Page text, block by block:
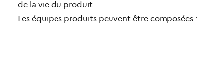
de la vie du produit.
Les équipes produits peuvent être composées :